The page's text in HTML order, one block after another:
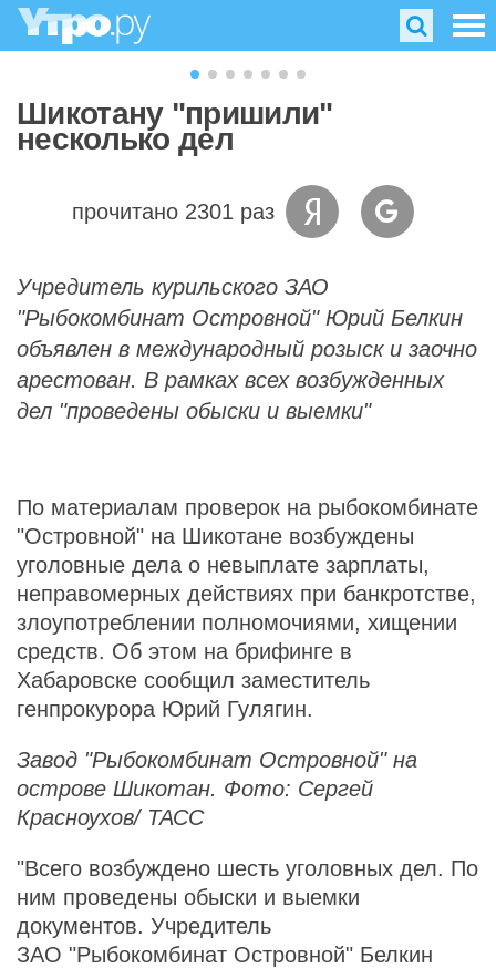
Шикотану "пришили"
несколько дел
прочитано 2301 раз
Учредитель курильского ЗАО
"Рыбокомбинат Островной" Юрий Белкин
объявлен в международный розыск и заочно
арестован. В рамках всех возбужденных
дел "проведены обыски и выемки"
По материалам проверок на рыбокомбинате
"Островной" на Шикотане возбуждены
уголовные дела о невыплате зарплаты,
неправомерных действиях при банкротстве,
злоупотреблении полномочиями, хищении
средств. Об этом на брифинге в
Хабаровске сообщил заместитель
генпрокурора Юрий Гулягин.
Завод "Рыбокомбинат Островной" на
острове Шикотан. Фото: Сергей
Красноухов/ ТАСС
"Всего возбуждено шесть уголовных дел. По
ним проведены обыски и выемки
документов. Учредитель
ЗАО "Рыбокомбинат Островной" Белкин